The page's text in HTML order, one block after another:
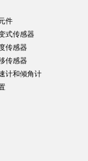
件
式传感器
传感器
传感器
计和倾角计